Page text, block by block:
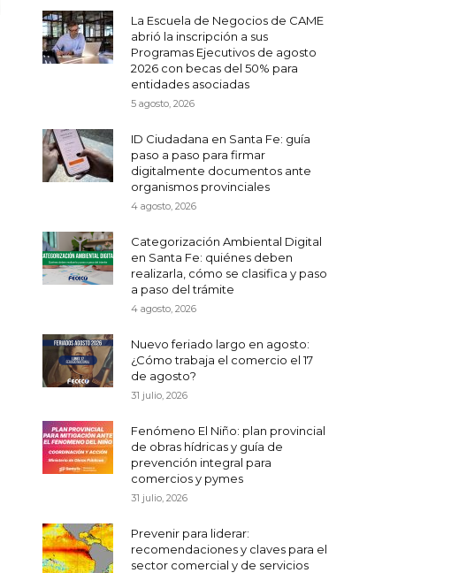
La Escuela de Negocios de CAME
abrió la inscripción a sus
Programas Ejecutivos de agosto
2026 con becas del 50% para
entidades asociadas
5 agosto, 2026
ID Ciudadana en Santa Fe: guía
paso a paso para firmar
digitalmente documentos ante
organismos provinciales
4 agosto, 2026
Categorización Ambiental Digital
en Santa Fe: quiénes deben
realizarla, cómo se clasifica y paso
a paso del trámite
4 agosto, 2026
Nuevo feriado largo en agosto:
¿Cómo trabaja el comercio el 17
de agosto?
31 julio, 2026
Fenómeno El Niño: plan provincial
de obras hídricas y guía de
prevención integral para
comercios y pymes
31 julio, 2026
Prevenir para liderar:
recomendaciones y claves para el
sector comercial y de servicios